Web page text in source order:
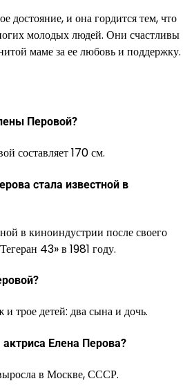
достояние, и она гордится тем, что
молодых людей. Они счастливы
маме за ее любовь и поддержку.
Перовой?
составляет 170 см.
стала известной в
в киноиндустрии после своего
43» в 1981 году.
трое детей: два сына и дочь.
Елена Перова?
в Москве, СССР.